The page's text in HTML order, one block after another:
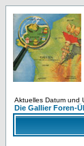
Aktuelles Datum und
Die Gallier Foren-